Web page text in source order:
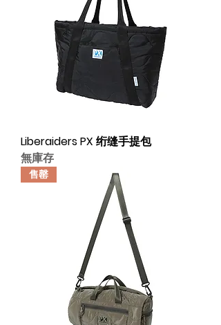
Liberaiders PX 绗缝手提包
無庫存
售罄